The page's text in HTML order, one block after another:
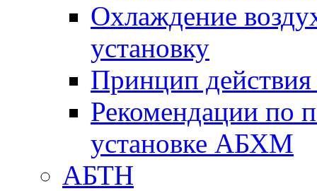
Охлаждение
установку
Принцип
Рекомендации по
установке АБХМ
АБТН